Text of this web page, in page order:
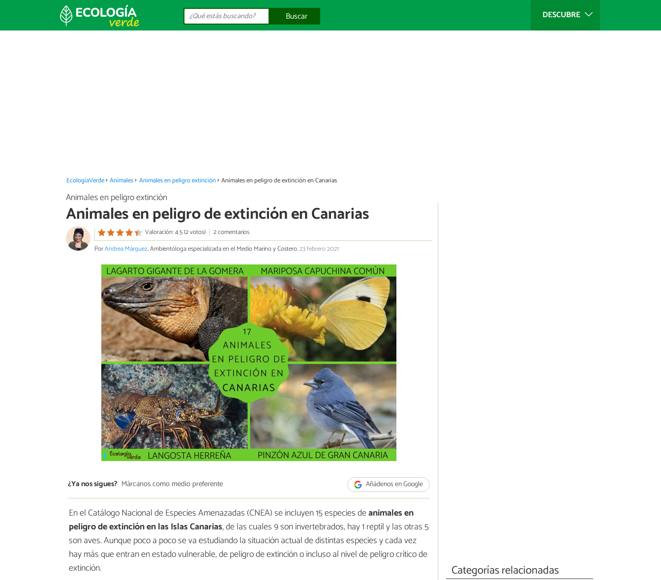
DESCUBRE
Buscar
EcologíaVerde Animales Animales en peligro extinción Animales en peligro de extinción en Canarias
Animales en peligro extinción
Animales en peligro de extinción en Canarias
Valoración: 4.5 (2 votos)
2 comentarios
PorAndrea Márquez, Ambientóloga especializada en el Medio Marino y Costero.23 febrero 2021
¿Ya nos sigues? Márcanos como medio preferente Añádenos en Google
En el Catálogo Nacional de Especies Amenazadas (CNEA) se incluyen 15 especies deanimales en
peligro de extinción en las Islas Canarias, de las cuales 9 son invertebrados, hay 1 reptil y las otras 5
son aves. Aunque poco a poco se va estudiando la situación actual de distintas especies y cada vez
hay más que entran en estado vulnerable, de peligro de extinción o incluso al nivel de peligro crítico de
extinción.
Categorías relacionadas